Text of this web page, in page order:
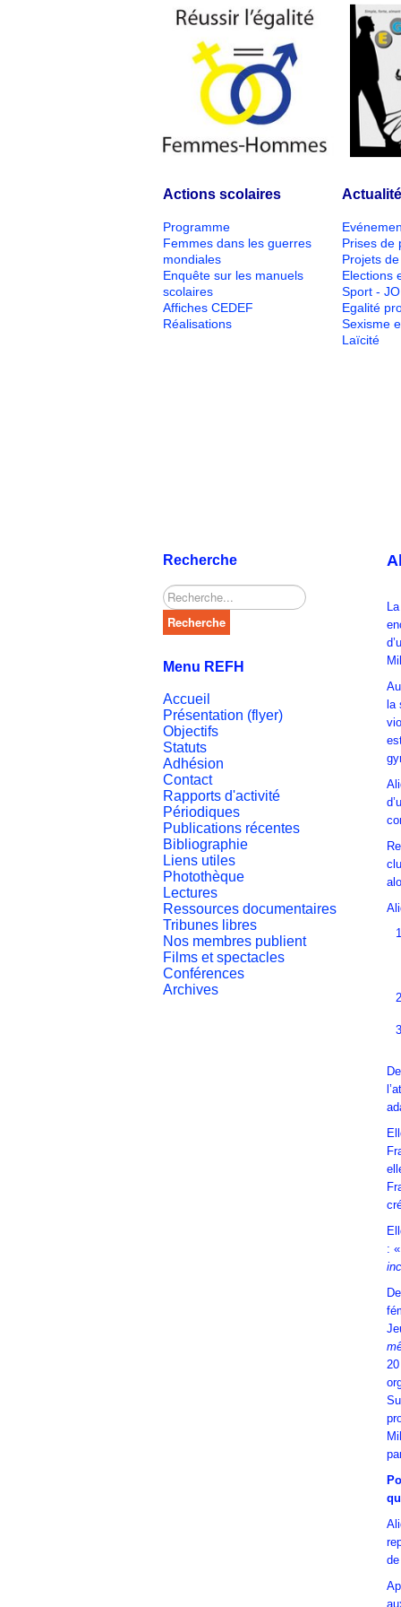
Actions scolaires
Programme
Femmes dans les guerres
mondiales
Enquête sur les manuels
scolaires
Affiches CEDEF
Réalisations
Prises de
Projets
Elections
Sport -
Egalité
Sexisme
Laïcité
Recherche
Rechercher
Recherche
Menu REFH
Accueil
Présentation (flyer)
Objectifs
Statuts
Adhésion
Contact
Rapports d'activité
Périodiques
Publications récentes
Bibliographie
Liens utiles
Photothèque
Lectures
Ressources documentaires
Tribunes libres
Nos membres publient
Films et spectacles
Conférences
Archives
la
: «